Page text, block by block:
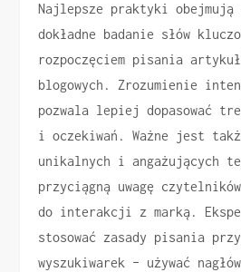
Najlepsze praktyki obejmują
dokładne badanie słów
rozpoczęciem pisania
blogowych. Zrozumienie
pozwala lepiej dopasować
i oczekiwań. Ważne jest
unikalnych i angażujących
przyciągną uwagę
do interakcji z marką.
stosować zasady pisania
wyszukiwarek – używać